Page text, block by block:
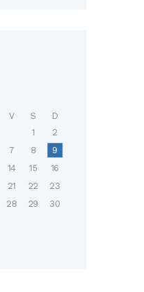
V S
D
1
2
7 8
9
14 15
16
21 22
23
28 29
30